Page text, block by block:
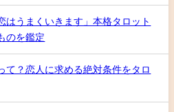
はうまくいきます」本格タロット
のを鑑定
て？恋人に求める絶対条件をタロ